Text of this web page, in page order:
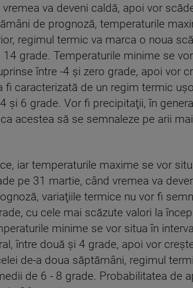
va deveni caldă, apoi vor
de prognoză, temperaturile
regimul termic va marca o noua
grade. Temperaturile minime se
între -4 şi zero grade, apoi vor
caracterizată de un regim termic
şi 6 grade. Vor fi precipitaţii, în
acestea să se semnaleze pe arii
iar temperaturile maxime se vor
pe 31 martie, când vremea va
variaţiile termice nu vor fi
cu cele mai scăzute valori la
minime se vor situa în
între două şi 4 grade, apoi vor
de-a doua săptămâni, regimul
de 6 - 8 grade. Probabilitatea de